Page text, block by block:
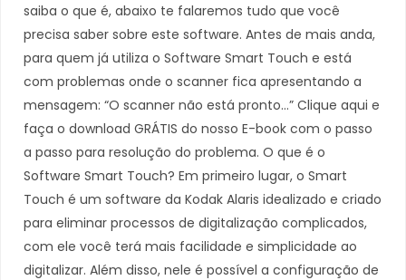
saiba o que é, abaixo te falaremos tudo que você
precisa saber sobre este software. Antes de mais anda,
para quem já utiliza o Software Smart Touch e está
com problemas onde o scanner fica apresentando a
mensagem: “O scanner não está pronto…” Clique aqui e
faça o download GRÁTIS do nosso E-book com o passo
a passo para resolução do problema. O que é o
Software Smart Touch? Em primeiro lugar, o Smart
Touch é um software da Kodak Alaris idealizado e criado
para eliminar processos de digitalização complicados,
com ele você terá mais facilidade e simplicidade ao
digitalizar. Além disso, nele é possível a configuração de